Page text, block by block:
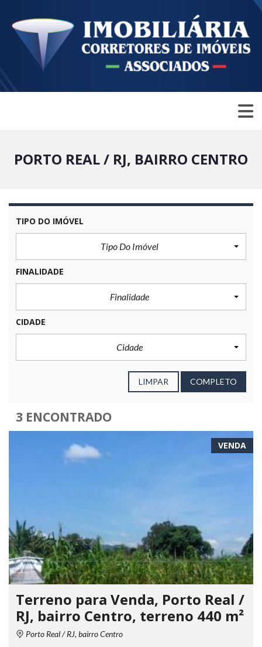
PORTO REAL / RJ, BAIRRO CENTRO
TIPO DO IMÓVEL
Tipo Do Imóvel
FINALIDADE
Finalidade
CIDADE
Cidade
LIMPAR COMPLETO
3 ENCONTRADO
VENDA
Terreno para Venda, Porto Real /
RJ, bairro Centro, terreno 440 m²
Porto Real / RJ, bairro Centro